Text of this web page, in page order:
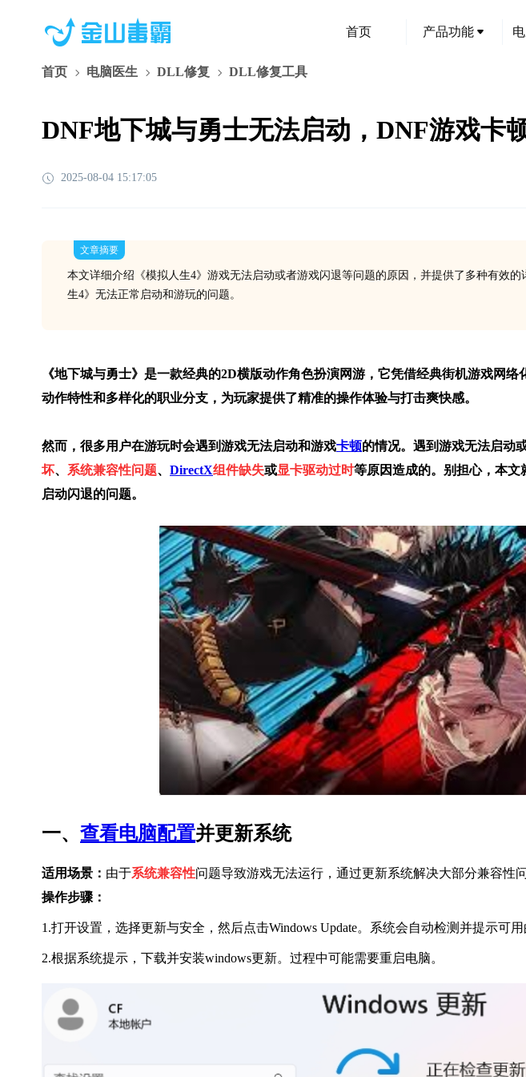
首页 产品功能
首页 电脑医生 DLL修复 DLL修复工具
DNF地下城与勇士无法启动，DNF游戏卡
2025-08-04 15:17:05
文章摘要
本文详细介绍《模拟人生4》游戏无法启动或者游戏闪退等问题的原因，并提供了多种有效
生4》无法正常启动和游玩的问题。
《地下城与勇士》是一款经典的2D横版动作角色扮演网游，它凭借经典街机游戏网
动作特性和多样化的职业分支，为玩家提供了精准的操作体验与打击爽快感。
然而，很多用户在游玩时会遇到游戏无法启动和游戏卡顿的情况。遇到游戏无法启动
坏、 系统兼容性问题、 DirectX组件缺失或显卡驱动过时等原因造成的。别担心，本
启动闪退的问题。
一、 查看电脑配置并更新系统
适用场景： 由于系统兼容性问题导致游戏无法运行，通过更新系统解决大部分兼容性
操作步骤：
1.打开设置，选择更新与安全，然后点击Windows Update。系统会自动检测并提示可用
2.根据系统提示，下载并安装windows更新。过程中可能需要重启电脑。